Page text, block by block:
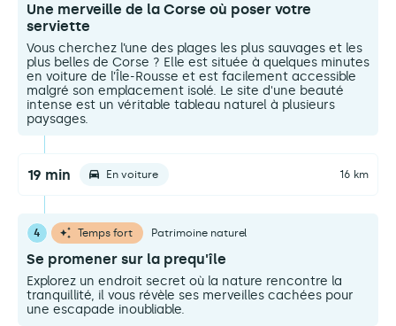
Une merveille de la Corse où poser votre
serviette
Vous cherchez l’une des plages les plus sauvages et les
plus belles de Corse ? Elle est située à quelques minutes
en voiture de l’Île-Rousse et est facilement accessible
malgré son emplacement isolé. Le site d'une beauté
intense est un véritable tableau naturel à plusieurs
paysages.
19 min En voiture 16 km
4 Temps fort Patrimoine naturel
Se promener sur la prequ'île
Explorez un endroit secret où la nature rencontre la
tranquillité, il vous révèle ses merveilles cachées pour
une escapade inoubliable.